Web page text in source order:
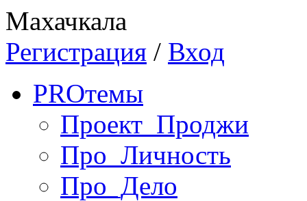
Махачкала
Регистрация / Вход
PROтемы
Проект_Проджи
Про_Личность
Про_Дело